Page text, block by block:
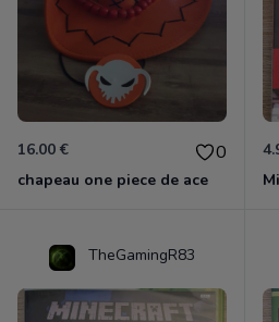
16.00 € 0
chapeau one piece de ace
TheGamingR83